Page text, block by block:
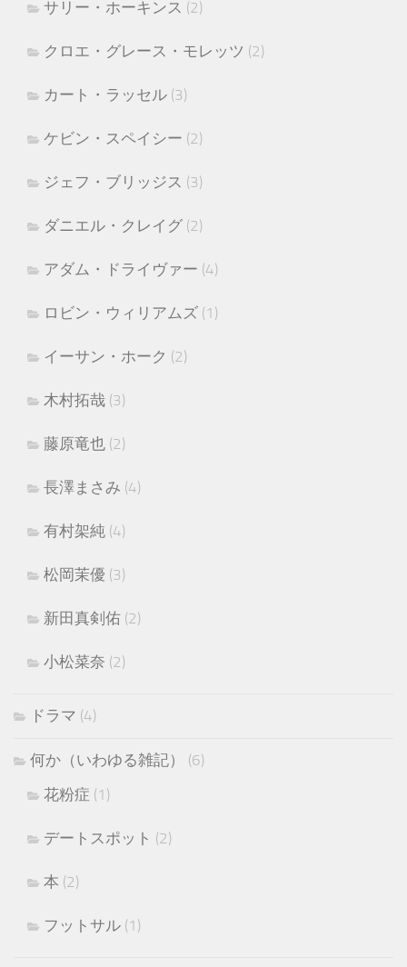
サリー・ホーキンス (2)
クロエ・グレース・モレッツ (2)
カート・ラッセル (3)
ケビン・スペイシー (2)
ジェフ・ブリッジス (3)
ダニエル・クレイグ (2)
アダム・ドライヴァー (4)
ロビン・ウィリアムズ (1)
イーサン・ホーク (2)
木村拓哉 (3)
藤原竜也 (2)
長澤まさみ (4)
有村架純 (4)
松岡茉優 (3)
新田真剣佑 (2)
小松菜奈 (2)
ドラマ (4)
何か（いわゆる雑記）
(6)
花粉症 (1)
デートスポット (2)
本 (2)
フットサル (1)